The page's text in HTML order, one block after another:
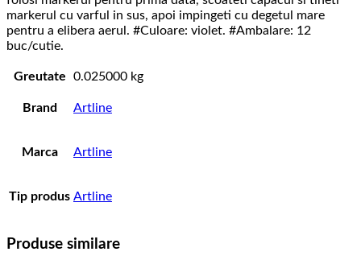
markerul cu varful in sus, apoi impingeti cu degetul mare
pentru a elibera aerul. #Culoare: violet. #Ambalare: 12
buc/cutie.
Greutate 0.025000 kg
Brand Artline
Marca Artline
Tip produs Artline
Produse similare